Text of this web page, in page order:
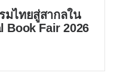
มไทยสู่สากลใน
Book Fair 2026